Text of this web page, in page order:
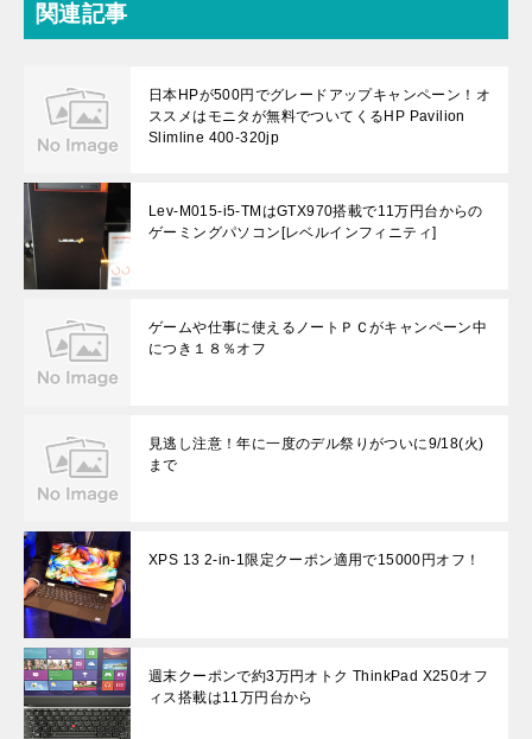
関連記事
日本HPが500円でグレードアップキャンペーン！オ
ススメはモニタが無料でついてくるHP Pavilion
Slimline 400-320jp
Lev-M015-i5-TMはGTX970搭載で11万円台からの
ゲーミングパソコン[レベルインフィニティ]
ゲームや仕事に使えるノートＰＣがキャンペーン中
につき１８％オフ
見逃し注意！年に一度のデル祭りがついに9/18(火)
まで
XPS 13 2-in-1限定クーポン適用で15000円オフ！
週末クーポンで約3万円オトク ThinkPad X250オフ
ィス搭載は11万円台から